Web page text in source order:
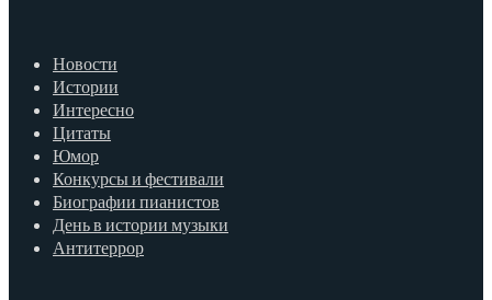
Новости
Истории
Интересно
Цитаты
Юмор
Конкурсы и фестивали
Биографии пианистов
День в истории музыки
Антитеррор